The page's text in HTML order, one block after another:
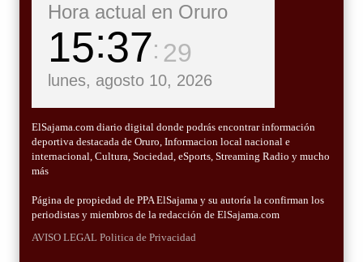
Hora actual en Oruro
15 37 31
lunes, agosto 10, 2026
ElSajama.com diario digital donde podrás encontrar información
deportiva destacada de Oruro, Informacion local nacional e
internacional, Cultura, Sociedad, eSports, Streaming Radio y mucho
más
Página de propiedad de PPA ElSajama y su autoría la confirman los
periodistas y miembros de la redacción de ElSajama.com
AVISO LEGAL Politica de Privacidad